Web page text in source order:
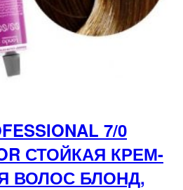
7/0
СТОЙКАЯ КРЕМ-
ВОЛОС БЛОНД,